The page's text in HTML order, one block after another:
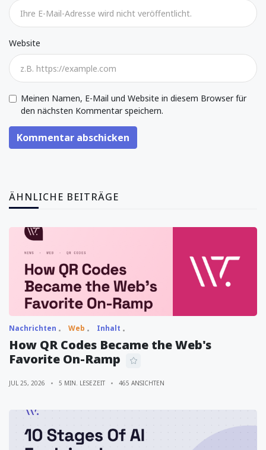
Website
Meinen Namen, E-Mail und Website in diesem Browser für
den nächsten Kommentar speichern.
Kommentar abschicken
ÄHNLICHE BEITRÄGE
Nachrichten Web Inhalt
How QR Codes Became the Web's
Favorite On-Ramp
JUL 25, 2026 5 MIN. LESEZEIT 465 ANSICHTEN